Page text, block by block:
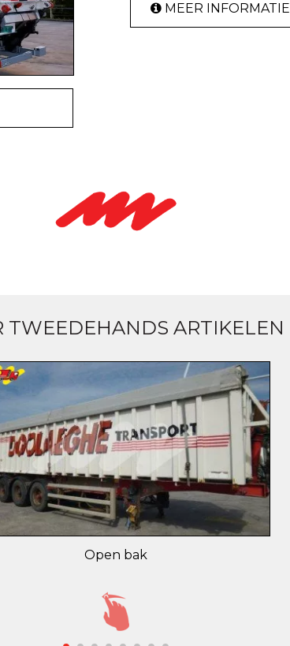
MEER INFORMATIE
TWEEDEHANDS ARTIKELEN
Open bak